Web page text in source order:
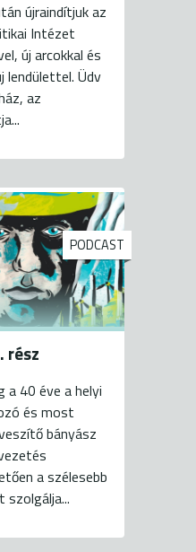
újraindítjuk az
Intézet
új arcokkal és
lendülettel. Üdv
az
PODCAST
rész
a 40 éve a helyi
és most
bányász
a szélesebb
szolgálja...